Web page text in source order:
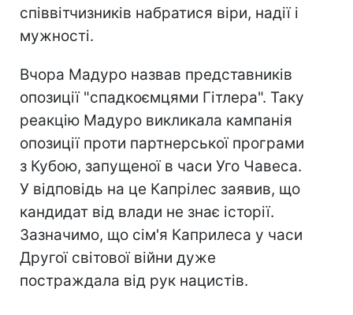
співвітчизників набратися віри, надії і
мужності.
Вчора Мадуро назвав представників
опозиції "спадкоємцями Гітлера". Таку
реакцію Мадуро викликала кампанія
опозиції проти партнерської програми
з Кубою, запущеної в часи Уго Чавеса.
У відповідь на це Капрілес заявив, що
кандидат від влади не знає історії.
Зазначимо, що сім'я Каприлеса у часи
Другої світової війни дуже
постраждала від рук нацистів.